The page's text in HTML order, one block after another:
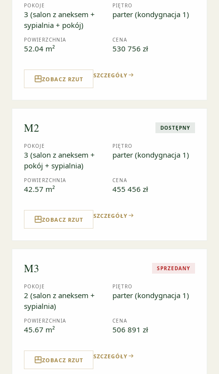
POKOJE
3 (salon z aneksem +
sypialnia + pokój)
PIĘTRO
parter (kondygnacja 1)
POWIERZCHNIA
52.04 m²
CENA
530 756 zł
ZOBACZ RZUT
SZCZEGÓŁY
M2 DOSTĘPNY
POKOJE
3 (salon z aneksem +
pokój + sypialnia)
PIĘTRO
parter (kondygnacja 1)
POWIERZCHNIA
42.57 m²
CENA
455 456 zł
ZOBACZ RZUT
SZCZEGÓŁY
M3 SPRZEDANY
POKOJE
2 (salon z aneksem +
sypialnia)
PIĘTRO
parter (kondygnacja 1)
POWIERZCHNIA
45.67 m²
CENA
506 891 zł
ZOBACZ RZUT
SZCZEGÓŁY